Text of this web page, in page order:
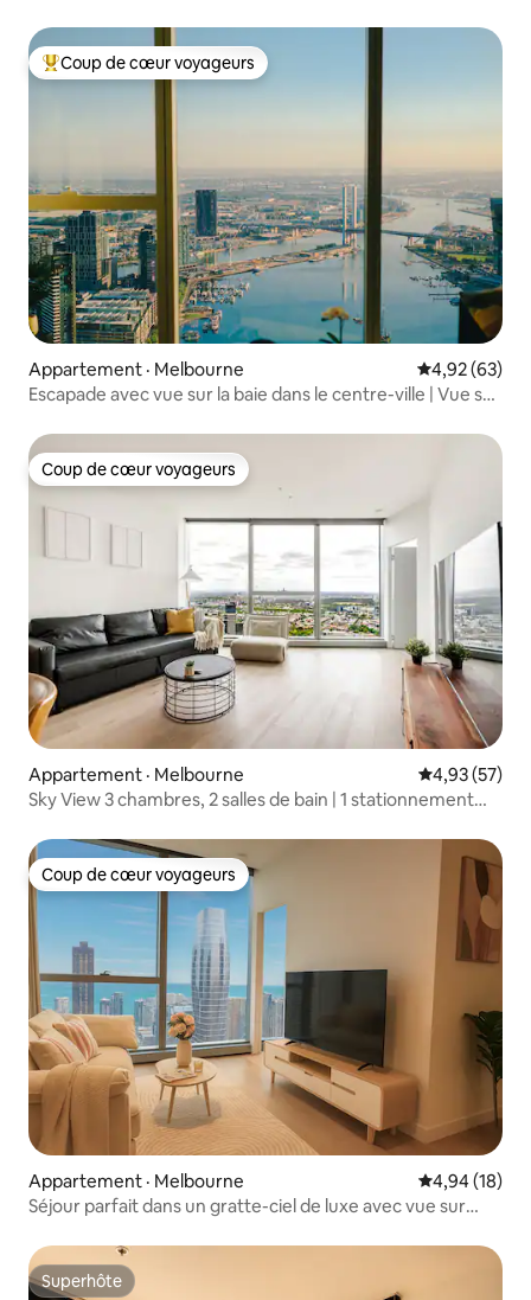
Coup de cœur voyageurs parmi les plus aimés
Coup de cœur voyageurs
Appartement · Melbourne Note
4,92 (63)
Escapade avec vue sur la baie dans le centre-ville | Vue sur
Coup de cœur voyageurs
Coup de cœur voyageurs
Appartement · Melbourne Note
4,93 (57)
Sky View 3 chambres, 2 salles de bain | 1 stationnement
Coup de cœur voyageurs
Coup de cœur voyageurs
Appartement · Melbourne Note
4,94 (18)
Séjour parfait dans un gratte-ciel de luxe avec vue sur
Superhôte
Superhôte